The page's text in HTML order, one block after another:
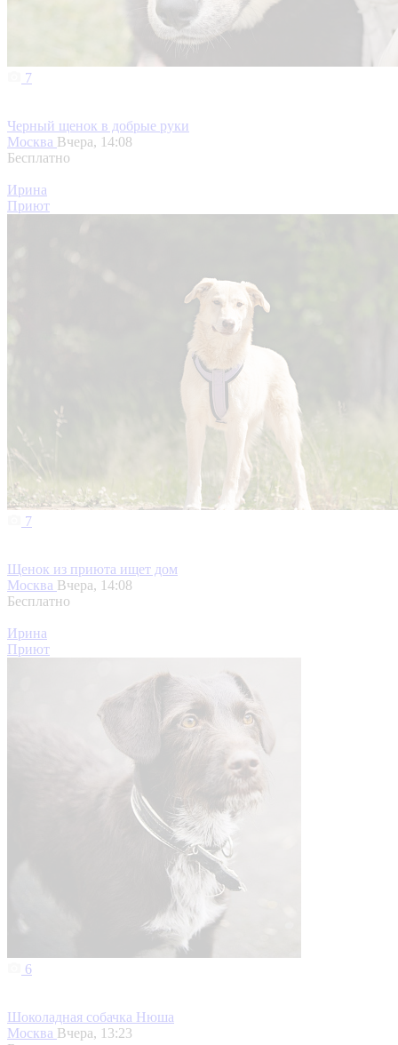
7
Черный щенок в добрые руки
Москва Вчера, 14:08
Бесплатно
Ирина
Приют
7
Щенок из приюта ищет дом
Москва Вчера, 14:08
Бесплатно
Ирина
Приют
6
Шоколадная собачка Нюша
Москва Вчера, 13:23